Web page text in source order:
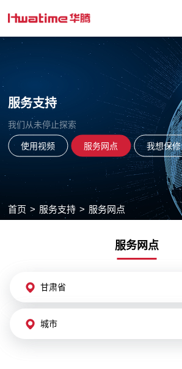
服务支持
我们从未停止探索
使用视频 服务网点 我想保修
首页 > 服务支持 > 服务网点
服务网点
甘肃省
城市